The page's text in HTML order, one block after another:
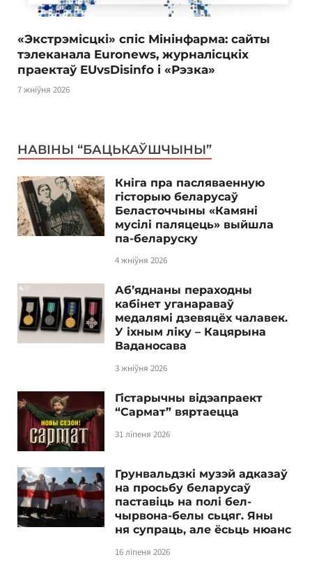
«Экстрэмісцкі» спіс Мінінфарма: сайты
тэлеканала Euronews, журналісцкіх
праектаў EUvsDisinfo і «Рэзка»
7 жніўня 2026
НАВІНЫ “БАЦЬКАЎШЧЫНЫ”
Кніга пра пасляваенную
гісторыю беларусаў
Беласточчыны «Камяні
мусілі паляцець» выйшла
па-беларуску
4 жніўня 2026
Аб’яднаны пераходны
кабінет уганараваў
медалямі дзевяцёх чалавек.
У іхным ліку – Кацярына
Ваданосава
3 жніўня 2026
Гістарычны відэапраект
“Сармат” вяртаецца
31 ліпеня 2026
Грунвальдзкі музэй адказаў
на просьбу беларусаў
паставіць на полі бел-
чырвона-белы сьцяг. Яны
ня супраць, але ёсьць нюанс
16 ліпеня 2026